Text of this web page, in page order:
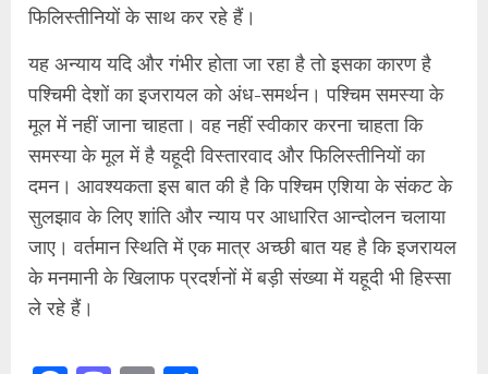
के मनमानी के खिलाफ प्रदर्शनों में बड़ी संख्या में यहूदी भी हिस्सा
Facebook
Mastodon
EmailShare
Continue
Reading
Previous
कतर में भारत के 8 पूर्व नेवी अधिकारियों को जासूसी के
अपराध में मौत की सजा के मायने